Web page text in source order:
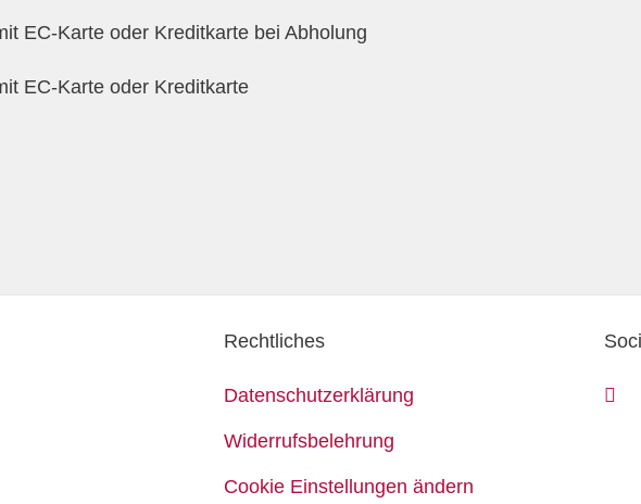
EC-Karte oder Kreditkarte bei Abholung
EC-Karte oder Kreditkarte
Rechtliches
Datenschutzerklärung
Widerrufsbelehrung
Cookie Einstellungen ändern